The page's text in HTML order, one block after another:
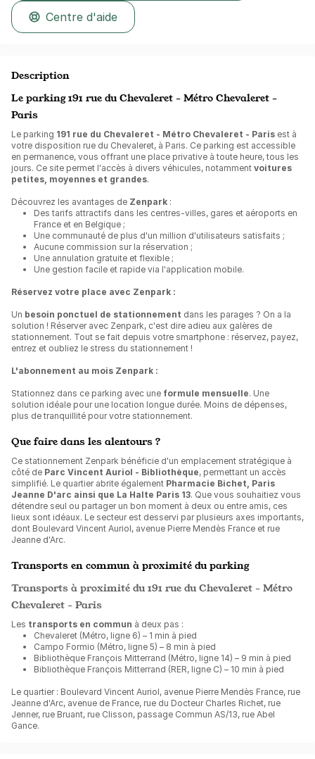
Centre d'aide
Description
Le parking 191 rue du Chevaleret - Métro Chevaleret -
Paris
Le parking 191 rue du Chevaleret - Métro Chevaleret - Paris est à
votre disposition rue du Chevaleret, à Paris. Ce parking est accessible
en permanence, vous offrant une place privative à toute heure, tous les
jours. Ce site permet l'accès à divers véhicules, notamment voitures
petites, moyennes et grandes.
Découvrez les avantages de Zenpark :
Des tarifs attractifs dans les centres-villes, gares et aéroports en
France et en Belgique ;
Une communauté de plus d'un million d'utilisateurs satisfaits ;
Aucune commission sur la réservation ;
Une annulation gratuite et flexible ;
Une gestion facile et rapide via l'application mobile.
Réservez votre place avec Zenpark :
Un besoin ponctuel de stationnement dans les parages ? On a la
solution ! Réserver avec Zenpark, c'est dire adieu aux galères de
stationnement. Tout se fait depuis votre smartphone : réservez, payez,
entrez et oubliez le stress du stationnement !
L'abonnement au mois Zenpark :
Stationnez dans ce parking avec une formule mensuelle. Une
solution idéale pour une location longue durée. Moins de dépenses,
plus de tranquillité pour votre stationnement.
Que faire dans les alentours ?
Ce stationnement Zenpark bénéficie d'un emplacement stratégique à
côté de Parc Vincent Auriol - Bibliothèque, permettant un accès
simplifié. Le quartier abrite également Pharmacie Bichet, Paris
Jeanne D'arc ainsi que La Halte Paris 13. Que vous souhaitiez vous
détendre seul ou partager un bon moment à deux ou entre amis, ces
lieux sont idéaux. Le secteur est desservi par plusieurs axes importants,
dont Boulevard Vincent Auriol, avenue Pierre Mendès France et rue
Jeanne d'Arc.
Transports en commun à proximité du parking
Transports à proximité du 191 rue du Chevaleret - Métro
Chevaleret - Paris
Les transports en commun à deux pas :
Chevaleret (Métro, ligne 6) – 1 min à pied
Campo Formio (Métro, ligne 5) – 8 min à pied
Bibliothèque François Mitterrand (Métro, ligne 14) – 9 min à pied
Bibliothèque François Mitterrand (RER, ligne C) – 10 min à pied
Le quartier : Boulevard Vincent Auriol, avenue Pierre Mendès France, rue
Jeanne d'Arc, avenue de France, rue du Docteur Charles Richet, rue
Jenner, rue Bruant, rue Clisson, passage Commun AS/13, rue Abel
Gance.